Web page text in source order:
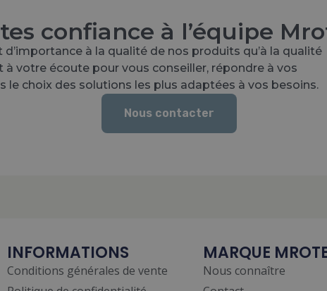
confiance à l’équipe
à la qualité de nos produits qu’à la qualité
votre écoute pour vous conseiller, répondre à vos
choix des solutions les plus adaptées à vos besoins.
Nous contacter
INFORMATIONS
Conditions générales de vente
MARQUE
Nous connaître